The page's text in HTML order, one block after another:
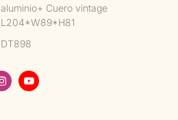
aluminio+ Cuero vintage
L204*W89*H81
DT898